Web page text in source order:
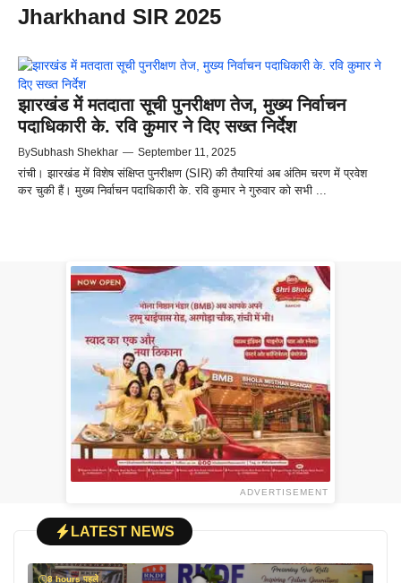
Jharkhand SIR 2025
झारखंड में मतदाता सूची पुनरीक्षण तेज, मुख्य निर्वाचन
पदाधिकारी के. रवि कुमार ने दिए सख्त निर्देश
BySubhash Shekhar — September 11, 2025
रांची। झारखंड में विशेष संक्षिप्त पुनरीक्षण (SIR) की तैयारियां अब अंतिम चरण में प्रवेश
कर चुकी हैं। मुख्य निर्वाचन पदाधिकारी के. रवि कुमार ने गुरुवार को सभी ...
ADVERTISEMENT
LATEST NEWS
8 hours पहले